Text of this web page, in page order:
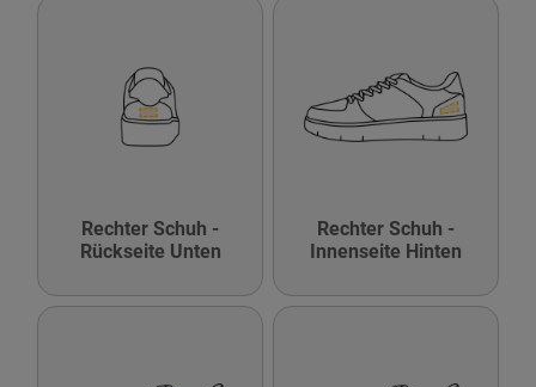
Rechter Schuh -
Rückseite Unten
Rechter Schuh -
Innenseite Hinten